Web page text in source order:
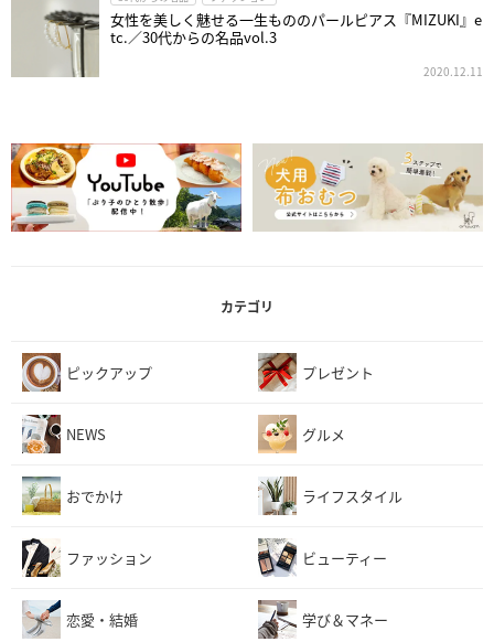
女性を美しく魅せる一生もののパールピアス『MIZUKI』e
tc.／30代からの名品vol.3
2020.12.11
カテゴリ
ピックアップ プレゼント
NEWS グルメ
おでかけ ライフスタイル
ファッション ビューティー
恋愛・結婚 学び＆マネー